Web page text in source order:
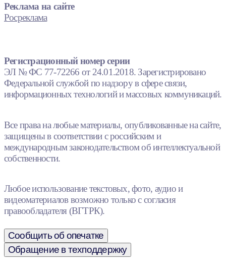
Реклама на сайте
Росреклама
Регистрационный номер серии
ЭЛ № ФС 77-72266 от 24.01.2018. Зарегистрировано
Федеральной службой по надзору в сфере связи,
информационных технологий и массовых коммуникаций.
Все права на любые материалы, опубликованные на сайте,
защищены в соответствии с российским и
международным законодательством об интеллектуальной
собственности.
Любое использование текстовых, фото, аудио и
видеоматериалов возможно только с согласия
правообладателя (ВГТРК).
Сообщить об опечатке
Обращение в техподдержку